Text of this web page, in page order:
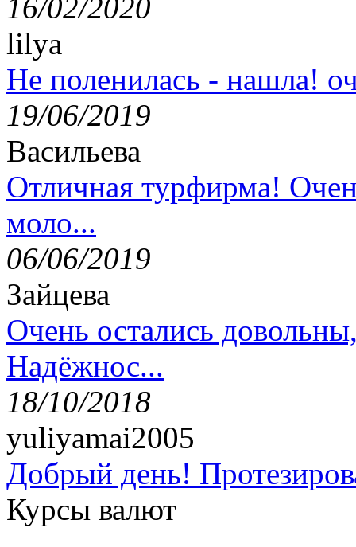
16/02/2020
lilya
Не поленилась - нашла!
19/06/2019
Васильева
Отличная турфирма!
моло...
06/06/2019
Зайцева
Очень остались
Надёжнос...
18/10/2018
yuliyamai2005
Добрый день!
Курсы валют